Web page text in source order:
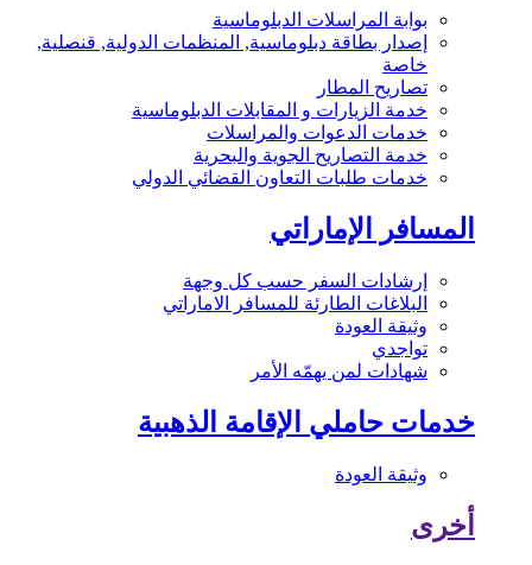
بوابة المراسلات الدبلوماسية
إصدار بطاقة دبلوماسية, المنظمات الدولية, قنصلية,
خاصة
تصاريح المطار
خدمة الزيارات و المقابلات الدبلوماسية
خدمات الدعوات والمراسلات
خدمة التصاريح الجوية والبحرية
خدمات طلبات التعاون القضائي الدولي
المسافر الإماراتي
إرشادات السفر حسب كل وجهة
البلاغات الطارئة للمسافر الاماراتي
وثيقة العودة
تواجدي
شهادات لمن يهمّه الأمر
خدمات حاملي الإقامة الذهبية
وثيقة العودة
أخرى